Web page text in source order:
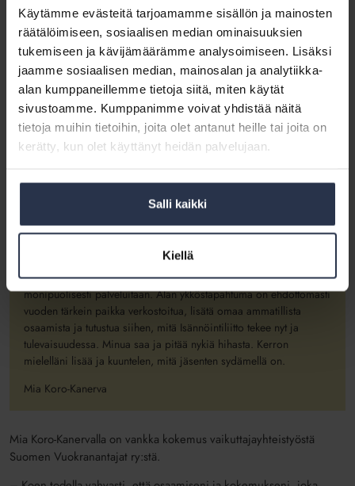
Käytämme evästeitä tarjoamamme sisällön ja mainosten
räätälöimiseen, sosiaalisen median ominaisuuksien
tukemiseen ja kävijämäärämme analysoimiseen. Lisäksi
jaamme sosiaalisen median, mainosalan ja analytiikka-
alan kumppaneillemme tietoja siitä, miten käytät
sivustoamme. Kumppanimme voivat yhdistää näitä
tietoja muihin tietoihin, joita olet antanut heille tai joita on
kerätty, kun olet käyttänyt heidän palvelujaan.
Salli kaikki
Kiellä
Nähdään Isännöintipäivillä!
Juuri nyt yksi liiton hienoimpia tapahtumia on ovella.
Areenalla. Sinne marssii toinen toistaan kiinnostavampia puhujia,
jäsenet ovat laajasti paikalla ja yhteistyökumppanit esittelemässä
monipuolisesti palveluitaan. Alan ykköstapahtuma on ehdottomasti
vuoden tärkein paikka verkostoitua, lisätä omaa ammatillista
osaamista ja tutustua siihen, mitä Isännöintiliitto tekee nyt ja
tulevaisuudessa. Minua saa ja pitää nykiä hihasta. Kerron
mielelläni lisää ja kuuntelen, mitä jäsenten sydämellä on.
Mia Koro-Kanerva
Mia Koro-Kanervalla on vankka kokemus vaikuttajayhteistyöstä
Suomen Vuokranantajat ry:stä.